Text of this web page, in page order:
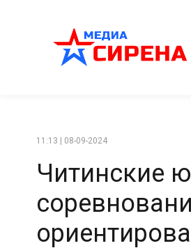
11:13 | 08-09-2024
Читинские